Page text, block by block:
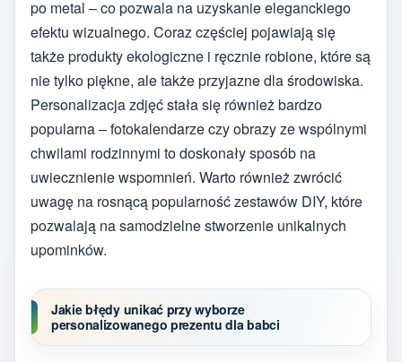
po metal – co pozwala na uzyskanie eleganckiego
efektu wizualnego. Coraz częściej pojawiają się
także produkty ekologiczne i ręcznie robione, które są
nie tylko piękne, ale także przyjazne dla środowiska.
Personalizacja zdjęć stała się również bardzo
popularna – fotokalendarze czy obrazy ze wspólnymi
chwilami rodzinnymi to doskonały sposób na
uwiecznienie wspomnień. Warto również zwrócić
uwagę na rosnącą popularność zestawów DIY, które
pozwalają na samodzielne stworzenie unikalnych
upominków.
Jakie błędy unikać przy wyborze
personalizowanego prezentu dla babci